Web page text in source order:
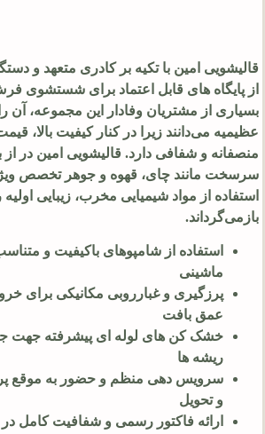
قالیشویی امین با تکیه بر کادری متعهد و
از پایگاه‌ های قابل اعتماد برای شستشوی
بسیاری از مشتریان وفادار این مجموعه، آن
عظیمیه می‌دانند زیرا در کنار کیفیت بالا،
منصفانه و شفافی دارد. قالیشویی امین در
سرسخت مانند چای، قهوه و جوهر تخصص
استفاده از مواد شیمیایی مخرب، زیبایی
بازمی‌گرداند.
استفاده از شامپوهای باکیفیت و
ماشینی
پرزگیری و غبارروبی مکانیکی برای
عمق بافت
خشک‌ کن‌ های لوله‌ ای پیشرفته جهت
ریشه‌ ها
سرویس‌ دهی منظم و حضور به موقع
و تحویل
ارائه فاکتور رسمی و شفافیت کامل در